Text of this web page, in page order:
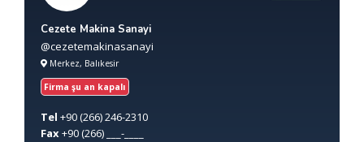
Cezete Makina Sanayi
@cezetemakinasanayi
Merkez, Balıkesir
Firma şu an kapalı
Tel +90(266) 246-2310
Fax+90(266) ___-____